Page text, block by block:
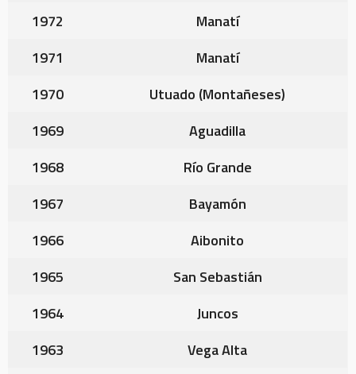
1972
Manatí
1971
Manatí
1970
Utuado (Montañeses)
1969
Aguadilla
1968
Río Grande
1967
Bayamón
1966
Aibonito
1965
San Sebastián
1964
Juncos
1963
Vega Alta